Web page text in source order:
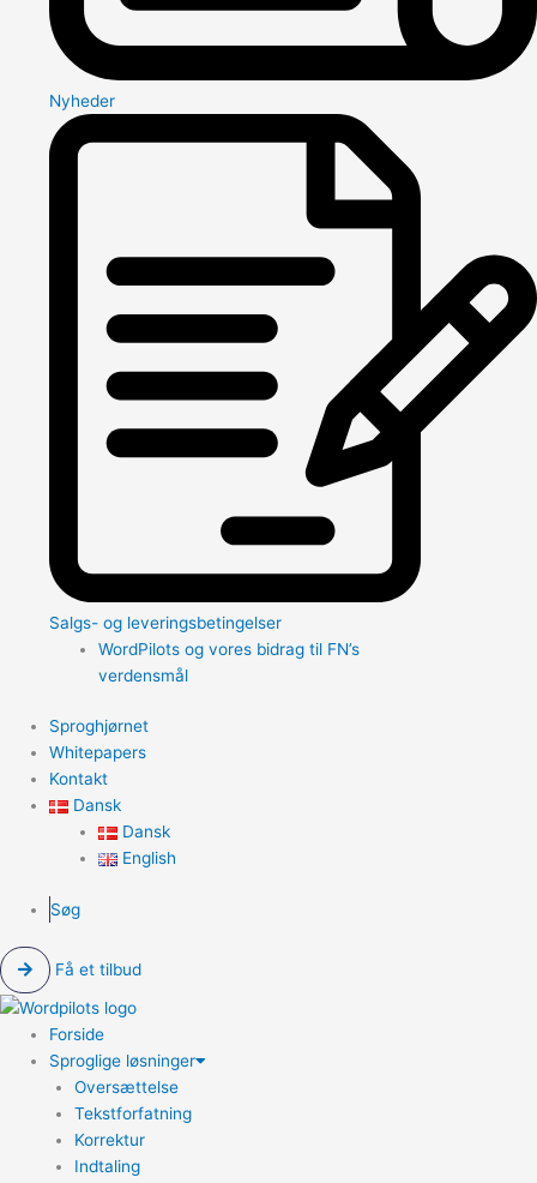
Nyheder
Salgs- og leveringsbetingelser
WordPilots og vores bidrag til FN’s
verdensmål
Sproghjørnet
Whitepapers
Kontakt
Dansk
Dansk
English
Søg
Få et tilbud
Forside
Sproglige løsninger
Oversættelse
Tekstforfatning
Korrektur
Indtaling